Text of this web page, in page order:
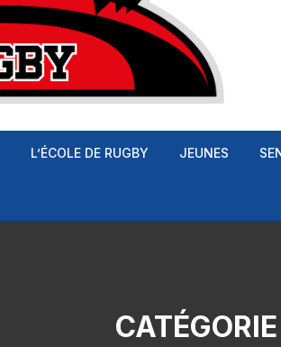
L’ÉCOLE DE RUGBY
Benjamins – U12
JEUNES